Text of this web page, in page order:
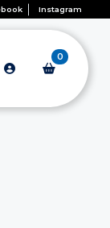
Instagram
0